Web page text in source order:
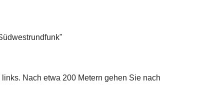
Nach etwa 200 Metern gehen Sie nach